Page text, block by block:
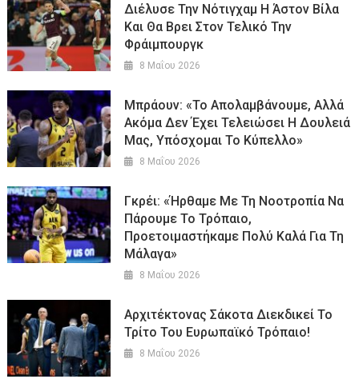
Διέλυσε Την Νότιγχαμ Η Άστον Βίλα
Και Θα Βρει Στον Τελικό Την
Φράιμπουργκ
8 Μαΐου 2026
Μπράουν: «Το Απολαμβάνουμε, Αλλά
Ακόμα Δεν Έχει Τελειώσει Η Δουλειά
Μας, Υπόσχομαι Το Κύπελλο»
8 Μαΐου 2026
Γκρέι: «Ήρθαμε Με Τη Νοοτροπία Να
Πάρουμε Το Τρόπαιο,
Προετοιμαστήκαμε Πολύ Καλά Για Τη
Μάλαγα»
8 Μαΐου 2026
Αρχιτέκτονας Σάκοτα Διεκδικεί Το
Τρίτο Του Ευρωπαϊκό Τρόπαιο!
8 Μαΐου 2026